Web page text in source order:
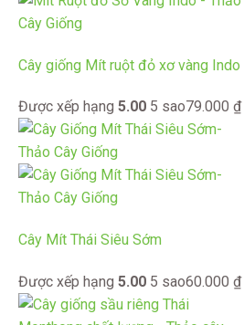
Cây giống Mít ruột đỏ xơ vàng Indo
Được xếp hạng 5.00 5 sao79.000 ₫
Cây Mít Thái Siêu Sớm
Được xếp hạng 5.00 5 sao60.000 ₫